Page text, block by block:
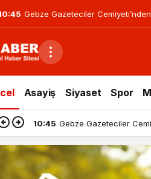
Gebze Gazeteciler
Asayiş Siyaset Spor
10:45 Gebze Gazeteciler